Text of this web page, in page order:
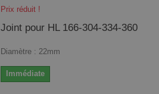
Prix réduit !
Joint pour HL 166-304-334-360
Diamètre : 22mm
Immédiate